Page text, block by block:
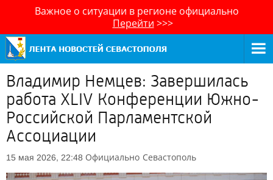
Важное о ситуации в регионе официально
Перейти >>>
Владимир Немцев: Завершилась
работа XLIV Конференции Южно-
Российской Парламентской
Ассоциации
15 мая 2026, 22:48 Официально Севастополь